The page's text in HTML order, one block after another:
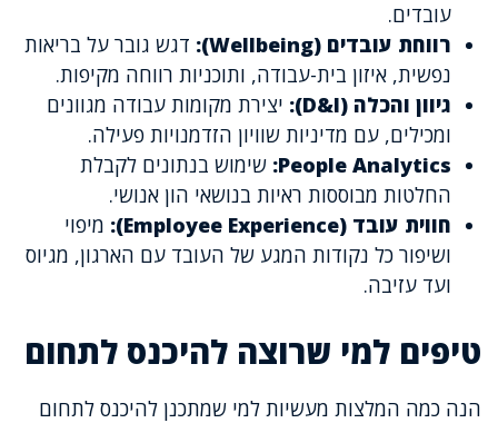
עובדים.
רווחת עובדים (Wellbeing):
דגש גובר על בריאות
נפשית, איזון בית-עבודה, ותוכניות רווחה מקיפות.
גיוון והכלה (D&I):
יצירת מקומות עבודה מגוונים
ומכילים, עם מדיניות שוויון הזדמנויות פעילה.
People Analytics: שימוש בנתונים לקבלת
החלטות מבוססות ראיות בנושאי הון אנושי.
חווית עובד (Employee Experience):
מיפוי
ושיפור כל נקודות המגע של העובד עם הארגון, מגיוס
ועד עזיבה.
טיפים למי שרוצה להיכנס לתחום
הנה כמה המלצות מעשיות למי שמתכנן להיכנס לתחום